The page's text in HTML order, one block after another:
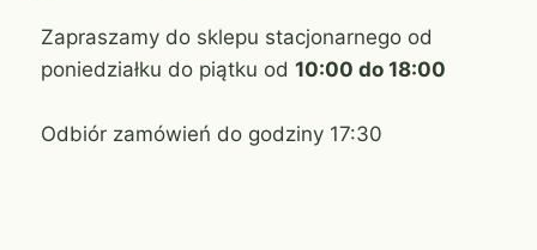
Zapraszamy do sklepu stacjonarnego od
poniedziałku do piątku od 10:00 do 18:00
Odbiór zamówień do godziny 17:30